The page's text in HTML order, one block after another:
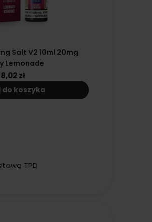
Salt V2 10ml 20mg
Lemonade
zł
do koszyka
TPD